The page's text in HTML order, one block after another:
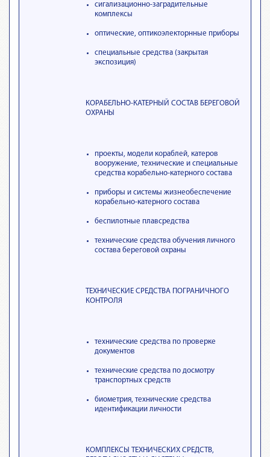
сигализационно-заградительные
комплексы
оптические, оптикоэлекторнные приборы
специальные средства (закрытая
экспозиция)
КОРАБЕЛЬНО-КАТЕРНЫЙ СОСТАВ БЕРЕГОВОЙ
ОХРАНЫ
проекты, модели кораблей, катеров
вооружение, технические и специальные
средства корабельно-катерного состава
приборы и системы жизнеобеспечение
корабельно-катерного состава
беспилотные плавсредства
технические средства обучения личного
состава береговой охраны
ТЕХНИЧЕСКИЕ СРЕДСТВА ПОГРАНИЧНОГО
КОНТРОЛЯ
технические средства по проверке
документов
технические средства по досмотру
транспортных средств
биометрия, технические средства
идентификации личности
КОМПЛЕКСЫ ТЕХНИЧЕСКИХ СРЕДСТВ,